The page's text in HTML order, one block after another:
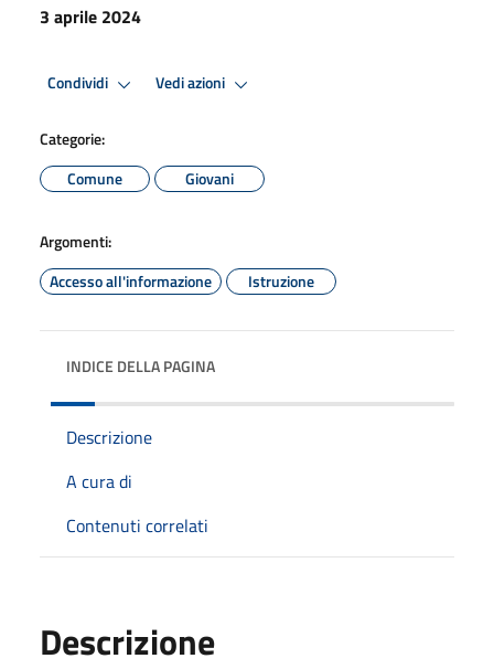
3 aprile 2024
Condividi Vedi azioni
Categorie:
Comune
Giovani
Argomenti:
Accesso all'informazione
Istruzione
INDICE DELLA PAGINA
Descrizione
A cura di
Contenuti correlati
Descrizione